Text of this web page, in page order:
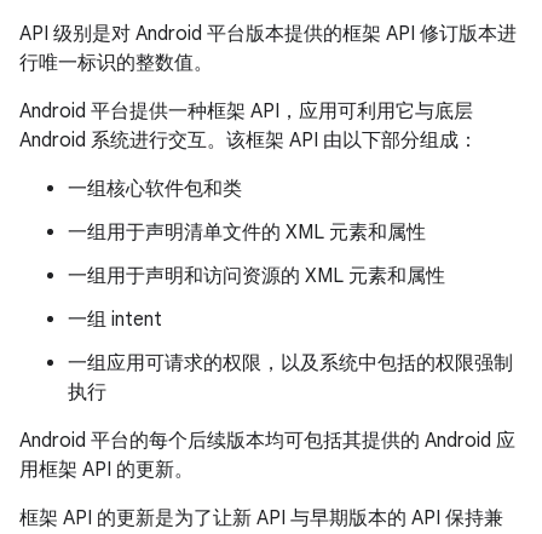
API 级别是对 Android 平台版本提供的框架 API 修订版本进
行唯一标识的整数值。
Android 平台提供一种框架 API，应用可利用它与底层
Android 系统进行交互。该框架 API 由以下部分组成：
一组核心软件包和类
一组用于声明清单文件的 XML 元素和属性
一组用于声明和访问资源的 XML 元素和属性
一组 intent
一组应用可请求的权限，以及系统中包括的权限强制
执行
Android 平台的每个后续版本均可包括其提供的 Android 应
用框架 API 的更新。
框架 API 的更新是为了让新 API 与早期版本的 API 保持兼